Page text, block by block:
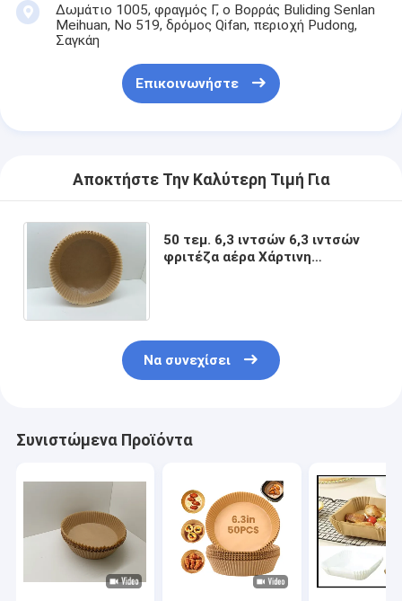
Δωμάτιο 1005, φραγμός Γ, ο Βορράς Buliding Senlan
Meihuan, Νο 519, δρόμος Qifan, περιοχή Pudong,
Σαγκάη
Επικοινωνήστε
Αποκτήστε Την Καλύτερη Τιμή Για
50 τεμ. 6,3 ιντσών 6,3 ιντσών
φριτέζα αέρα Χάρτινη
Να συνεχίσει
Συνιστώμενα Προϊόντα